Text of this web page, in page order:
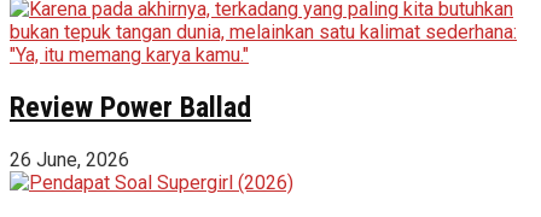
Review Power Ballad
26 June, 2026